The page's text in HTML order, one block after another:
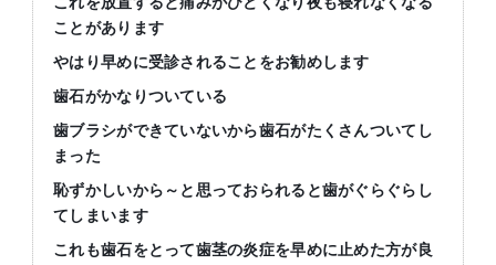
ことがあります
やはり早めに受診されることをお勧めします
歯石がかなりついている
歯ブラシができていないから歯石がたくさんついてし
まった
恥ずかしいから～と思っておられると歯がぐらぐらし
てしまいます
これも歯石をとって歯茎の炎症を早めに止めた方が良